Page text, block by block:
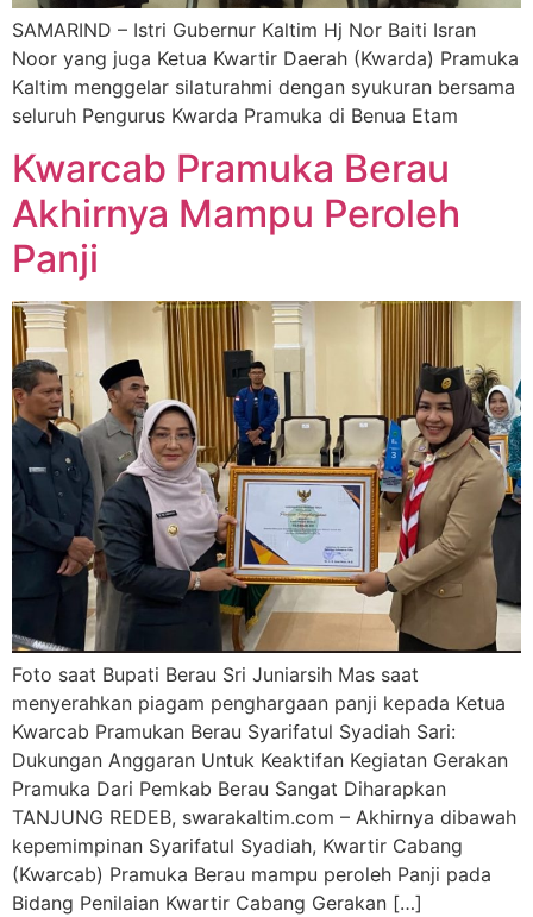
SAMARIND – Istri Gubernur Kaltim Hj Nor Baiti Isran
Noor yang juga Ketua Kwartir Daerah (Kwarda) Pramuka
Kaltim menggelar silaturahmi dengan syukuran bersama
seluruh Pengurus Kwarda Pramuka di Benua Etam
Kwarcab Pramuka Berau
Akhirnya Mampu Peroleh
Panji
Foto saat Bupati Berau Sri Juniarsih Mas saat
menyerahkan piagam penghargaan panji kepada Ketua
Kwarcab Pramukan Berau Syarifatul Syadiah Sari:
Dukungan Anggaran Untuk Keaktifan Kegiatan Gerakan
Pramuka Dari Pemkab Berau Sangat Diharapkan
TANJUNG REDEB, swarakaltim.com – Akhirnya dibawah
kepemimpinan Syarifatul Syadiah, Kwartir Cabang
(Kwarcab) Pramuka Berau mampu peroleh Panji pada
Bidang Penilaian Kwartir Cabang Gerakan […]